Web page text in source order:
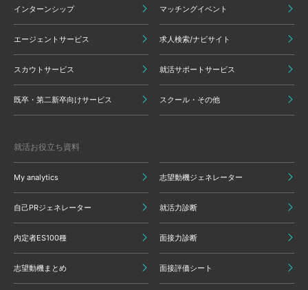
インターンシップ マッチングイベント
エージェントサービス 求人検索/ナビサイト
スカウトサービス 就活サポートサービス
既卒・第二新卒向けサービス スクール・その他
就活お役立ち資料
My analytics 志望動機ジェネレーター
自己PRジェネレーター 就活力診断
内定者ES100種 面接力診断
志望動機まとめ 面接評価シート